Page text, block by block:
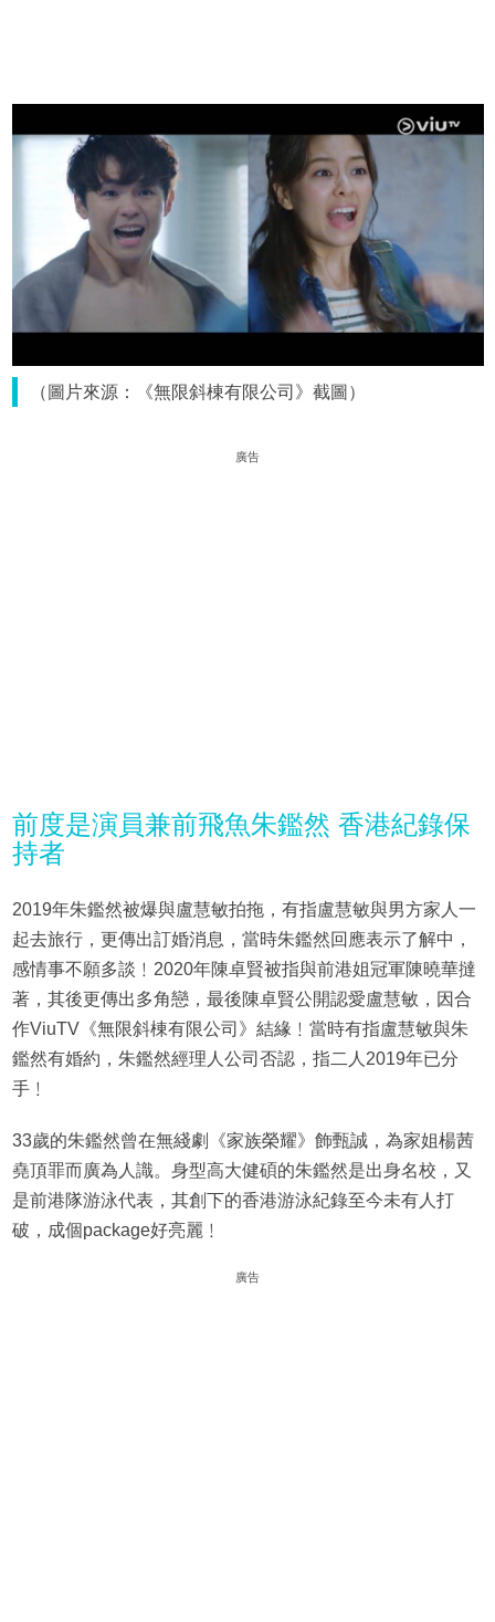
（圖片來源：《無限斜棟有限公司》截圖）
廣告
前度是演員兼前飛魚朱鑑然 香港紀錄保
持者
2019年朱鑑然被爆與盧慧敏拍拖，有指盧慧敏與男方家人一
起去旅行，更傳出訂婚消息，當時朱鑑然回應表示了解中，
感情事不願多談﹗2020年陳卓賢被指與前港姐冠軍陳曉華撻
著，其後更傳出多角戀，最後陳卓賢公開認愛盧慧敏，因合
作ViuTV《無限斜棟有限公司》結緣﹗當時有指盧慧敏與朱
鑑然有婚約，朱鑑然經理人公司否認，指二人2019年已分
手﹗
33歲的朱鑑然曾在無綫劇《家族榮耀》飾甄誠，為家姐楊茜
堯頂罪而廣為人識。身型高大健碩的朱鑑然是出身名校，又
是前港隊游泳代表，其創下的香港游泳紀錄至今未有人打
破，成個package好亮麗﹗
廣告